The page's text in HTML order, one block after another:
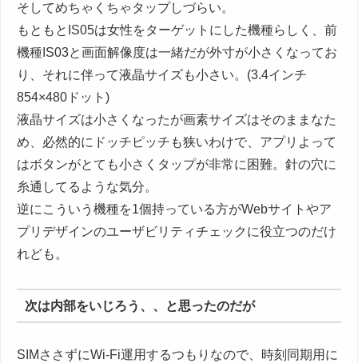
そしてめちゃくちゃタップしづらい。
もともとIS05は女性をターゲットにした機種らしく、前
機種IS03と画面解像度は一緒だが外寸が小さくなってお
り、それに伴って液晶サイズも小さい。(3.4インチ
854×480ドット)
液晶サイズは小さくなったが画素サイズはそのままなた
め、必然的にドッチピッチも狭いわけで、アプリよって
はボタンがとても小さくタップが非常に困難。針の穴に
糸通してるような気分。
逆にこういう機種を1個持っている方がWebサイトやア
プリデザインのユーザビリティチェックに役立つのだけ
れども。
次は内部をいじろう、、と思ったのだが
SIMささずにWi-Fi運用するつもりなので、時刻同期用に